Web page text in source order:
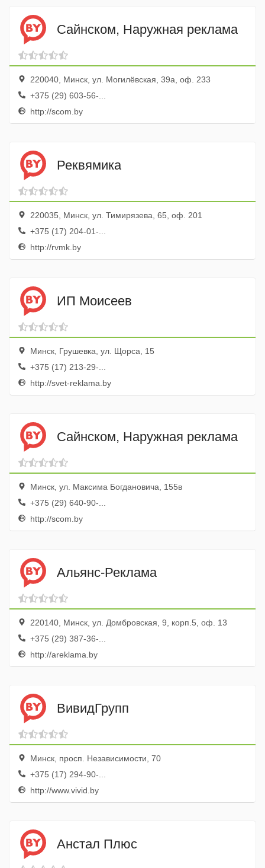
Сайнском, Наружная реклама
220040, Минск, ул. Могилёвская, 39а, оф. 233
+375 (29) 603-56-...
http://scom.by
Реквямика
220035, Минск, ул. Тимирязева, 65, оф. 201
+375 (17) 204-01-...
http://rvmk.by
ИП Моисеев
Минск, Грушевка, ул. Щорса, 15
+375 (17) 213-29-...
http://svet-reklama.by
Сайнском, Наружная реклама
Минск, ул. Максима Богдановича, 155в
+375 (29) 640-90-...
http://scom.by
Альянс-Реклама
220140, Минск, ул. Домбровская, 9, корп.5, оф. 13
+375 (29) 387-36-...
http://areklama.by
ВивидГрупп
Минск, просп. Независимости, 70
+375 (17) 294-90-...
http://www.vivid.by
Анстал Плюс